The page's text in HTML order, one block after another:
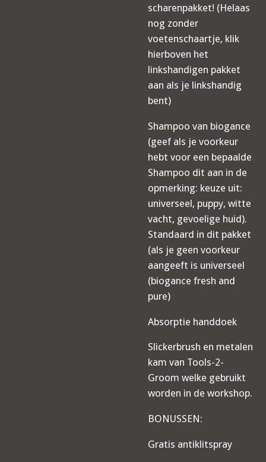
scharenpakket! (Helaas
nog zonder
voetenschaartje, klik
hierboven het
linkshandigen pakket
aan als je linkshandig
bent)
Shampoo van biogance
(geef als je voorkeur
hebt voor een bepaalde
Shampoo dit aan in de
opmerking: keuze uit:
universeel, puppy, witte
vacht, gevoelige huid).
Standaard in dit pakket
(als je geen voorkeur
aangeeft is universeel
(biogance fresh and
pure)
Absorptie handdoek
Slickerbrush en metalen
kam van Tools-2-
Groom welke gebruikt
worden in de workshop.
BONUSSEN:
Gratis antiklitspray